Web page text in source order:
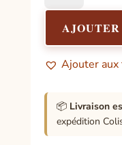
Les
douze
désirs
universels
Ajouter aux
📦 Livraison
expédition